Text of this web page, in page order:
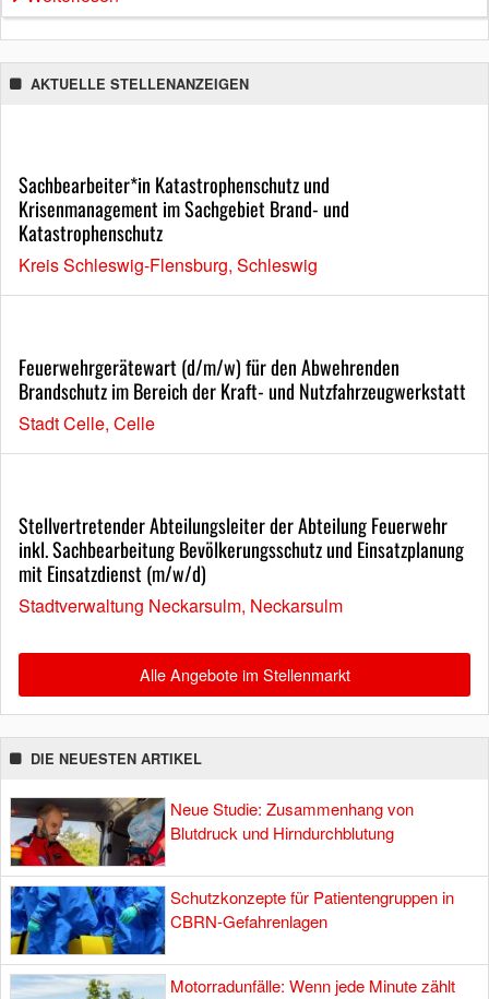
AKTUELLE STELLENANZEIGEN
Sachbearbeiter*in Katastrophenschutz und
Krisenmanagement im Sachgebiet Brand- und
Katastrophenschutz
Kreis Schleswig-Flensburg, Schleswig
Feuerwehrgerätewart (d/m/w) für den Abwehrenden
Brandschutz im Bereich der Kraft- und Nutzfahrzeugwerkstatt
Stadt Celle, Celle
Stellvertretender Abteilungsleiter der Abteilung Feuerwehr
inkl. Sachbearbeitung Bevölkerungsschutz und Einsatzplanung
mit Einsatzdienst (m/w/d)
Stadtverwaltung Neckarsulm, Neckarsulm
Alle Angebote im Stellenmarkt
DIE NEUESTEN ARTIKEL
Neue Studie: Zusammenhang von
Blutdruck und Hirndurchblutung
Schutzkonzepte für Patientengruppen in
CBRN-Gefahrenlagen
Motorradunfälle: Wenn jede Minute zählt